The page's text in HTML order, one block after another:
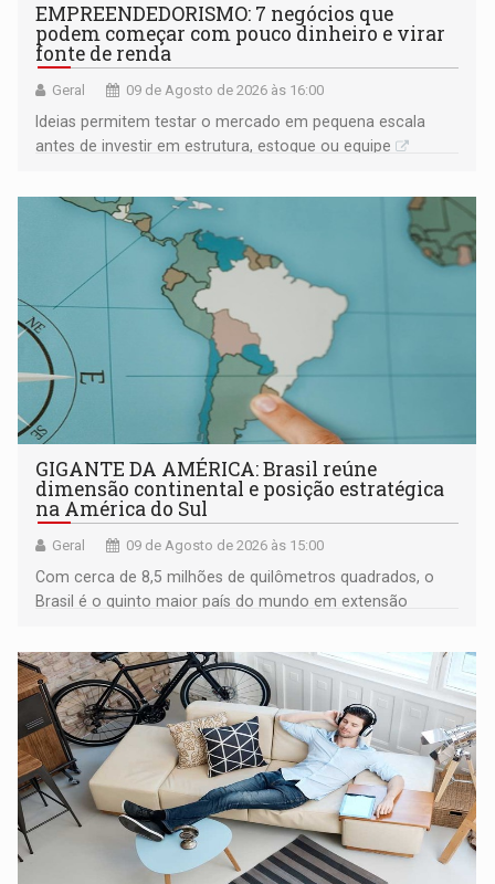
EMPREENDEDORISMO: 7 negócios que
podem começar com pouco dinheiro e virar
fonte de renda
Geral 09 de Agosto de 2026 às 16:00
Ideias permitem testar o mercado em pequena escala
antes de investir em estrutura, estoque ou equipe
GIGANTE DA AMÉRICA: Brasil reúne
dimensão continental e posição estratégica
na América do Sul
Geral 09 de Agosto de 2026 às 15:00
Com cerca de 8,5 milhões de quilômetros quadrados, o
Brasil é o quinto maior país do mundo em extensão